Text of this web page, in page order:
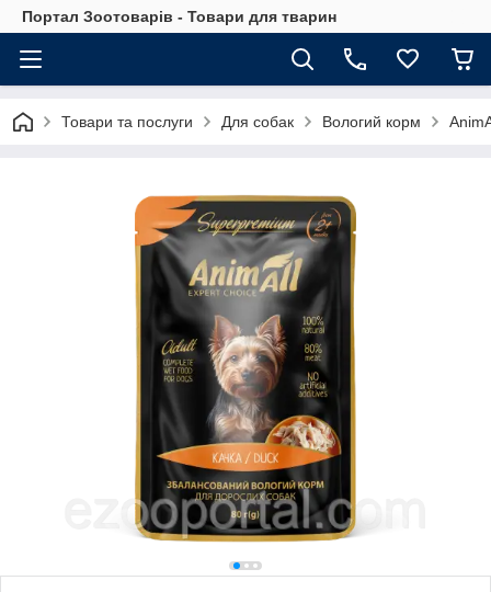
Портал Зоотоварів - Товари для тварин
Товари та послуги Для собак Вологий корм